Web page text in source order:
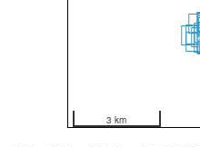
20
3 km